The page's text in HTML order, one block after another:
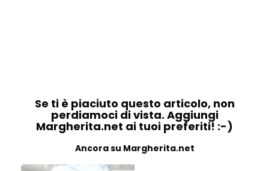
Se ti è piaciuto questo articolo, non
perdiamoci di vista. Aggiungi
Margherita.net ai tuoi preferiti! :-)
Ancora su Margherita.net